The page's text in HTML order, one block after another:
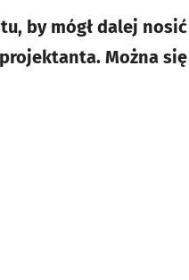
by mógł dalej nosić
Można się